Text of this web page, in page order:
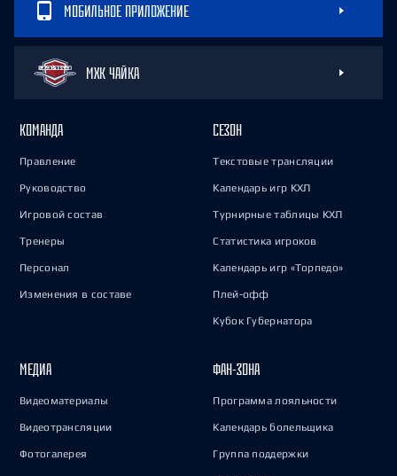
МОБИЛЬНОЕ ПРИЛОЖЕНИЕ
МХК ЧАЙКА
КОМАНДА
Правление
Руководство
Игровой состав
Тренеры
Персонал
Изменения в составе
СЕЗОН
Текстовые трансляции
Календарь игр КХЛ
Турнирные таблицы КХЛ
Статистика игроков
Календарь игр «Торпедо»
Плей-офф
Кубок Губернатора
МЕДИА
Видеоматериалы
Видеотрансляции
Фотогалерея
ФАН-ЗОНА
Программа лояльности
Календарь болельщика
Группа поддержки